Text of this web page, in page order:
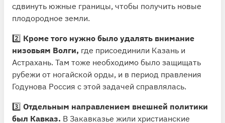
сдвинуть южные границы, чтобы получить новые
плодородное земли.
2️⃣ Кроме того нужно было удалять внимание
низовьям Волги, где присоединили Казань и
Астрахань. Там тоже необходимо было защищать
рубежи от ногайской орды, и в период правления
Годунова Россия с этой задачей справлялась.
3️⃣ Отдельным направлением внешней политики
был Кавказ. В Закавказье жили христианские